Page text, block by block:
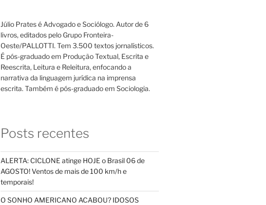
Júlio Prates é Advogado e Sociólogo. Autor de 6
livros, editados pelo Grupo Fronteira-
Oeste/PALLOTTI. Tem 3.500 textos jornalísticos.
É pós-graduado em Produção Textual, Escrita e
Reescrita, Leitura e Releitura, enfocando a
narrativa da linguagem jurídica na imprensa
escrita. Também é pós-graduado em Sociologia.
Posts recentes
ALERTA: CICLONE atinge HOJE o Brasil 06 de
AGOSTO! Ventos de mais de 100 km/h e
temporais!
O SONHO AMERICANO ACABOU? IDOSOS